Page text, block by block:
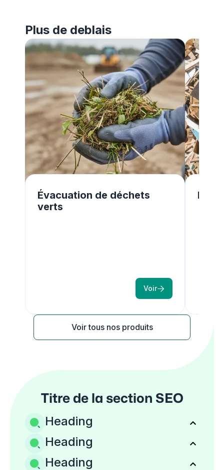
Plus de deblais
Évacuation de déchets
verts
Voir
Voir tous nos produits
Titre de la section SEO
Heading
Heading
Heading